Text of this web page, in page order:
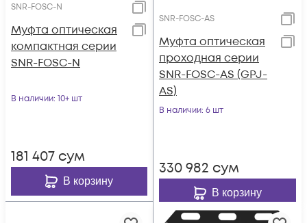
SNR-FOSC-N
Муфта оптическая
компактная серии
SNR-FOSC-N
В наличии: 10+ шт
181 407 сум
В корзину
SNR-FOSC-AS
Муфта оптическая
проходная серии
SNR-FOSC-AS (GPJ-
AS)
В наличии: 6 шт
330 982 сум
В корзину